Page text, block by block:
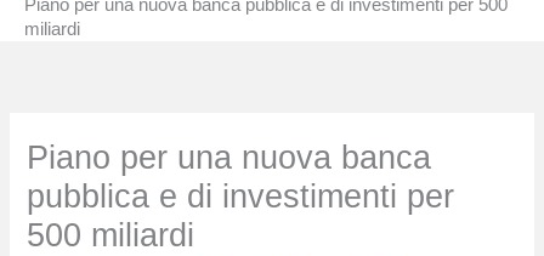
Piano per una nuova banca pubblica e di investimenti per 500
miliardi
Piano per una nuova banca
pubblica e di investimenti per
500 miliardi